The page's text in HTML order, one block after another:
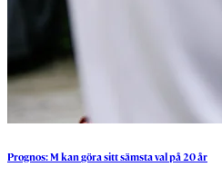
Prognos:M kangörasittsämstavalpå20år